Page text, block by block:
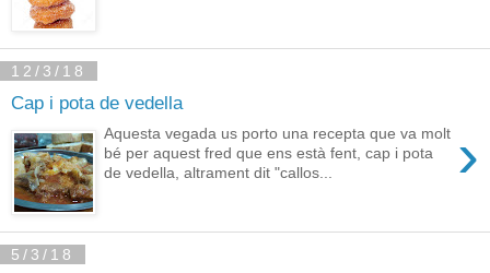
12/3/18
Cap i pota de vedella
›
Aquesta vegada us porto una recepta que va molt
bé per aquest fred que ens està fent, cap i pota
de vedella, altrament dit "callos...
5/3/18